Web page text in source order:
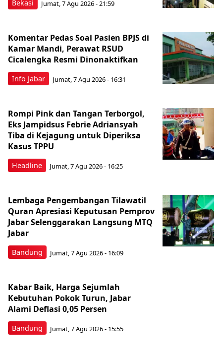
Bekasi Jumat, 7 Agu 2026 - 21:59
Info Jabar
Komentar Pedas Soal Pasien BPJS di
Kamar Mandi, Perawat RSUD
Cicalengka Resmi Dinonaktifkan
Jumat, 7 Agu 2026 - 16:31
Headline
Rompi Pink dan Tangan Terborgol,
Eks Jampidsus Febrie Adriansyah
Tiba di Kejagung untuk Diperiksa
Kasus TPPU
Jumat, 7 Agu 2026 - 16:25
Bandung
Lembaga Pengembangan Tilawatil
Quran Apresiasi Keputusan Pemprov
Jabar Selenggarakan Langsung MTQ
Jabar
Jumat, 7 Agu 2026 - 16:09
Bandung
Kabar Baik, Harga Sejumlah
Kebutuhan Pokok Turun, Jabar
Alami Deflasi 0,05 Persen
Jumat, 7 Agu 2026 - 15:55